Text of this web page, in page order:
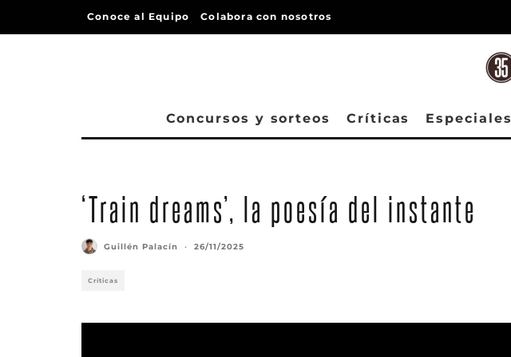
Conoce al Equipo Colabora con nosotros
Concursos y sorteos Críticas Especiales
‘Train dreams’, la poesía del instante
Guillén Palacín · 26/11/2025
Críticas